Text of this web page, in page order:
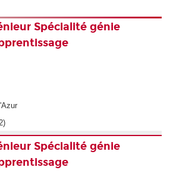
Spécialité génie
Spécialité génie